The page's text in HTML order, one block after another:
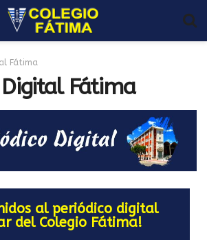
Fátima
Fátima
al periódico digital
del Colegio Fátima!